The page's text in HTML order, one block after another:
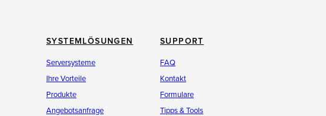
SYSTEMLÖSUNGEN
Serversysteme
Ihre Vorteile
Produkte
Angebotsanfrage
SUPPORT
FAQ
Kontakt
Formulare
Tipps & Tools